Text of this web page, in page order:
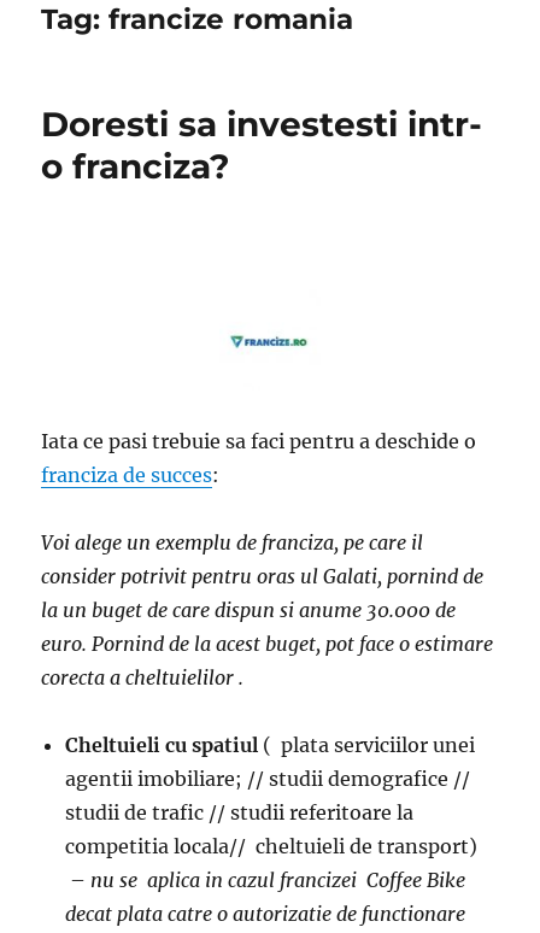
Tag:francize romania
Doresti sa investesti intr-
o franciza?
Iata ce pasi trebuie sa faci pentru a deschide o
franciza de succes:
Voi alege un exemplu de franciza, pe care il
consider potrivit pentru oras ul Galati, pornind de
la un buget de care dispun si anume 30.000 de
euro. Pornind de la acest buget, pot face o estimare
corecta a cheltuielilor .
Cheltuieli cu spatiul ( plata serviciilor unei
agentii imobiliare; // studii demografice //
studii de trafic // studii referitoare la
competitia locala// cheltuieli de transport)
– nu se aplica in cazul francizei Coffee Bike
decat plata catre o autorizatie de functionare